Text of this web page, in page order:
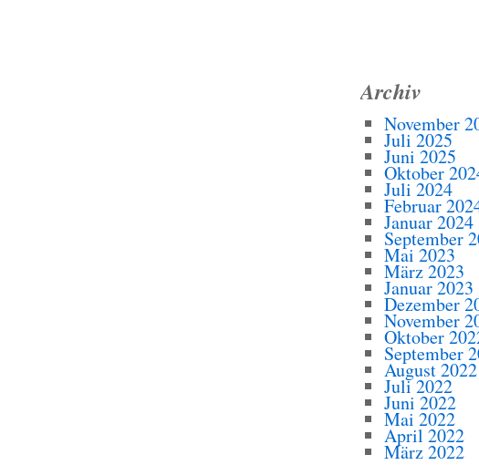
Archiv
November
Juli 2025
Juni 2025
Oktober
Juli 2024
Februar
Januar 2024
September
Mai 2023
März 2023
Januar 2023
Dezember
November
Oktober
September
August 2022
Juli 2022
Juni 2022
Mai 2022
April 2022
März 2022